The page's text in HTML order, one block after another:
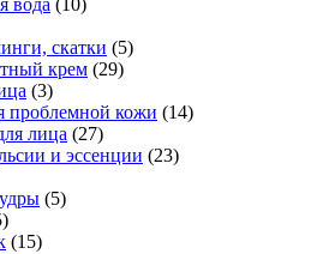
вода (10)
скатки (5)
крем (29)
(3)
проблемной кожи (14)
лица (27)
и эссенции (23)
(5)
(15)